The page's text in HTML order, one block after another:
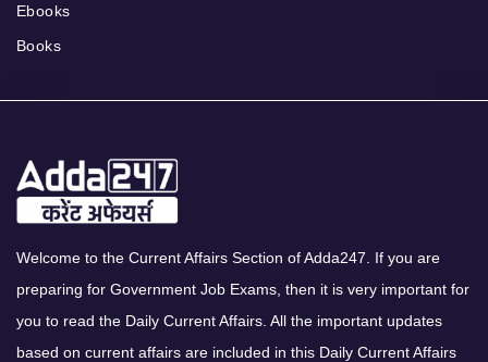
Ebooks
Books
Welcome to the Current Affairs Section of Adda247. If you are
preparing for Government Job Exams, then it is very important for
you to read the Daily Current Affairs. All the important updates
based on current affairs are included in this Daily Current Affairs